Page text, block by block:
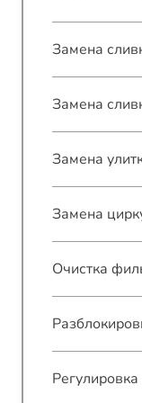
Замена
Замена
Замена
Замена
Очистка
Регулировка